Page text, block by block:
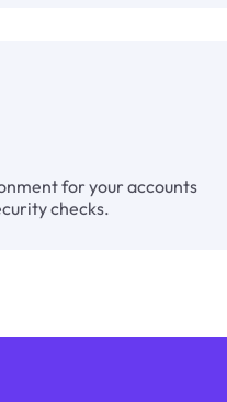
for your accounts
checks.